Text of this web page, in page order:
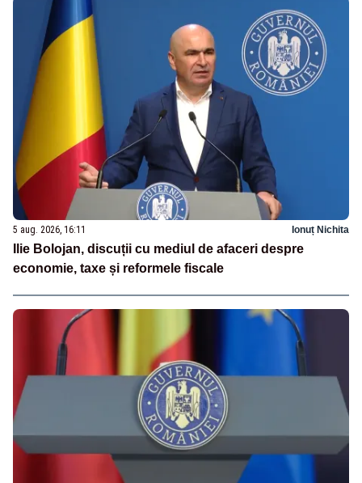
5 aug. 2026, 16:11 Ionuț Nichita
Ilie Bolojan, discuții cu mediul de afaceri despre
economie, taxe și reformele fiscale